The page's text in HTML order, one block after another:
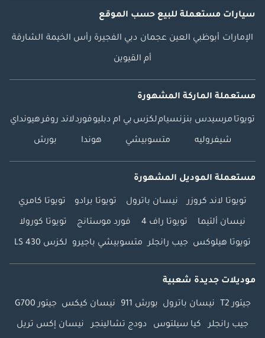
سيارات مستعملة للبيع حسب الموقع
الإمارات أبوظبي العين عجمان دبي الفجيرة رأس الخيمة الشارقة
أم القيوين
مستعملة الماركة المشهورة
تويوتا مرسيدس بنزنسياملكزس بي ام دبليوفوردلاند روفرهيونداي
شيفروليه متسوبيشي هوندا بورش
مستعملة الموديل المشهورة
تويوتا لاند كروزر نيسان باترول تويوتا برادو تويوتا كامري
نيسان ألتيما تويوتا راف 4 فورد موستانج تويوتا كورولا
تويوتا هيلوكس جيب رانجلر متسوبيشي باجيرو لكزس LS 430
موديلات جديدة شعبية
جيتور T2 نيسان باترول بورش 911 نيسان كيكس جيتور G700
جيب رانجلر كيا سيلتوس دودج تشالينجر نيسان إكس تريل